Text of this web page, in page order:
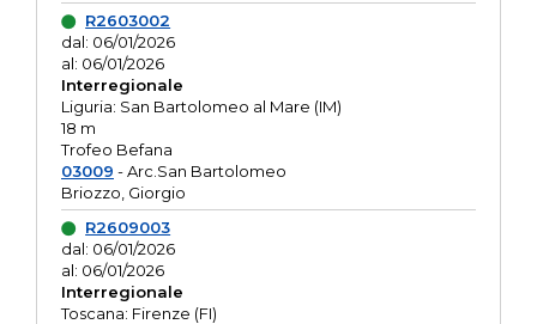
R2603002
dal: 06/01/2026
al: 06/01/2026
Interregionale
Liguria: San Bartolomeo al Mare (IM)
18 m
Trofeo Befana
03009 - Arc.San Bartolomeo
Briozzo, Giorgio
R2609003
dal: 06/01/2026
al: 06/01/2026
Interregionale
Toscana: Firenze (FI)